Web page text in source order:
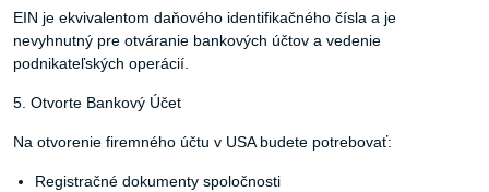
EIN je ekvivalentom daňového identifikačného čísla a je
nevyhnutný pre otváranie bankových účtov a vedenie
podnikateľských operácií.
5. Otvorte Bankový Účet
Na otvorenie firemného účtu v USA budete potrebovať:
Registračné dokumenty spoločnosti